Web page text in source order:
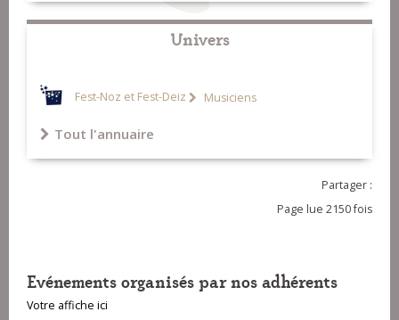
Univers
Fest-Noz et Fest-Deiz Musiciens
Tout l'annuaire
Partager :
Page lue 2150 fois
Evénements organisés par nos adhérents
Votre affiche ici